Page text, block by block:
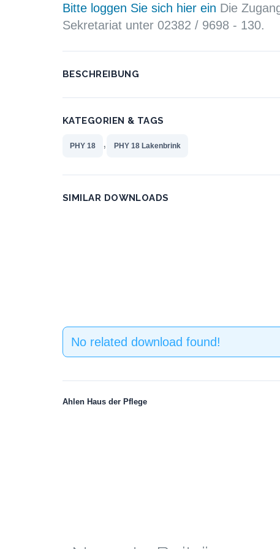
Bitte loggen Sie sich hier ein Die
Sekretariat unter 02382 / 9698 - 130.
BESCHREIBUNG
KATEGORIEN & TAGS
PHY 18 , PHY 18 Lakenbrink
SIMILAR DOWNLOADS
No related download found!
Ahlen Haus der Pflege